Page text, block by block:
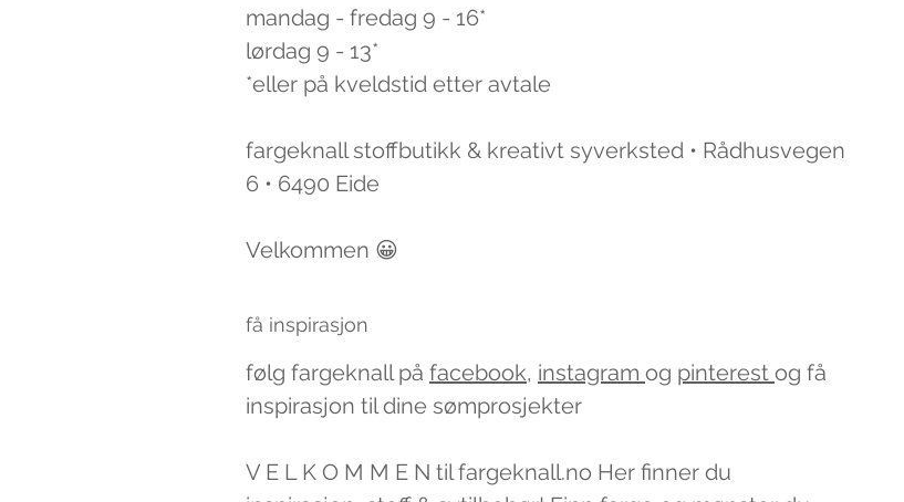
mandag - fredag 9 - 16*
lørdag 9 - 13*
*eller på kveldstid etter avtale
fargeknall stoffbutikk & kreativt syverksted • Rådhusvegen
6 • 6490 Eide
Velkommen 😀
få inspirasjon
følg fargeknall på facebook, instagram og pinterest og få
inspirasjon til dine sømprosjekter
V E L K O M M E N til fargeknall.no Her finner du